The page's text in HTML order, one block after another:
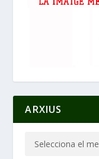
ARXIUS